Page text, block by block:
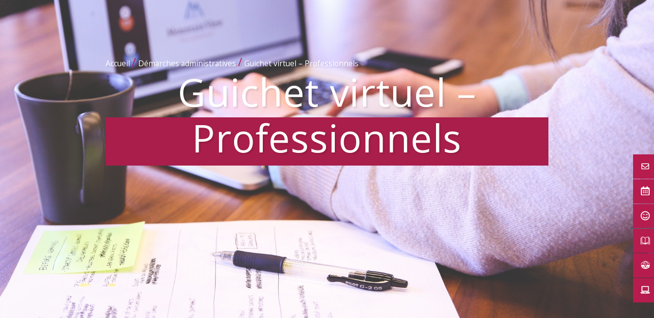
Accueil/Démarches administratives / Guichet virtuel – Professionnels
Guichet virtuel –
Professionnels